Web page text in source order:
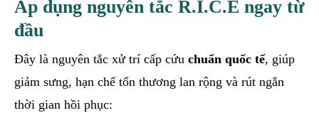
Áp dụng nguyên tắc R.I.C.E ngay từ
đầu
Đây là nguyên tắc xử trí cấp cứu chuẩn quốc tế, giúp
giảm sưng, hạn chế tổn thương lan rộng và rút ngắn
thời gian hồi phục: